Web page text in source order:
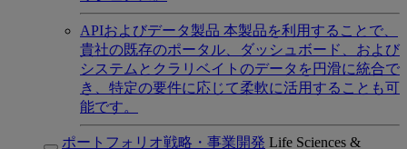
APIおよびデータ製品 本製品を利用することで、
貴社の既存のポータル、ダッシュボード、および
システムとクラリベイトのデータを円滑に統合で
き、特定の要件に応じて柔軟に活用することも可
能です。
ポートフォリオ戦略・事業開発 Life Sciences &